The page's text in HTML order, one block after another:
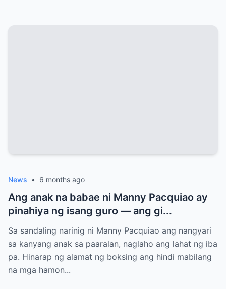
News • 6 months ago
Ang anak na babae ni Manny Pacquiao ay
pinahiya ng isang guro — ang gi...
Sa sandaling narinig ni Manny Pacquiao ang nangyari
sa kanyang anak sa paaralan, naglaho ang lahat ng iba
pa. Hinarap ng alamat ng boksing ang hindi mabilang
na mga hamon...